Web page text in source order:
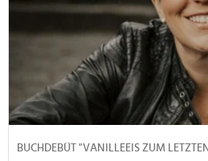
BUCHDEBÜT "VANILLEEIS ZUM